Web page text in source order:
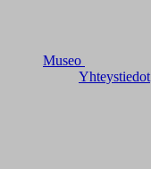
Museo
Yhteystiedot